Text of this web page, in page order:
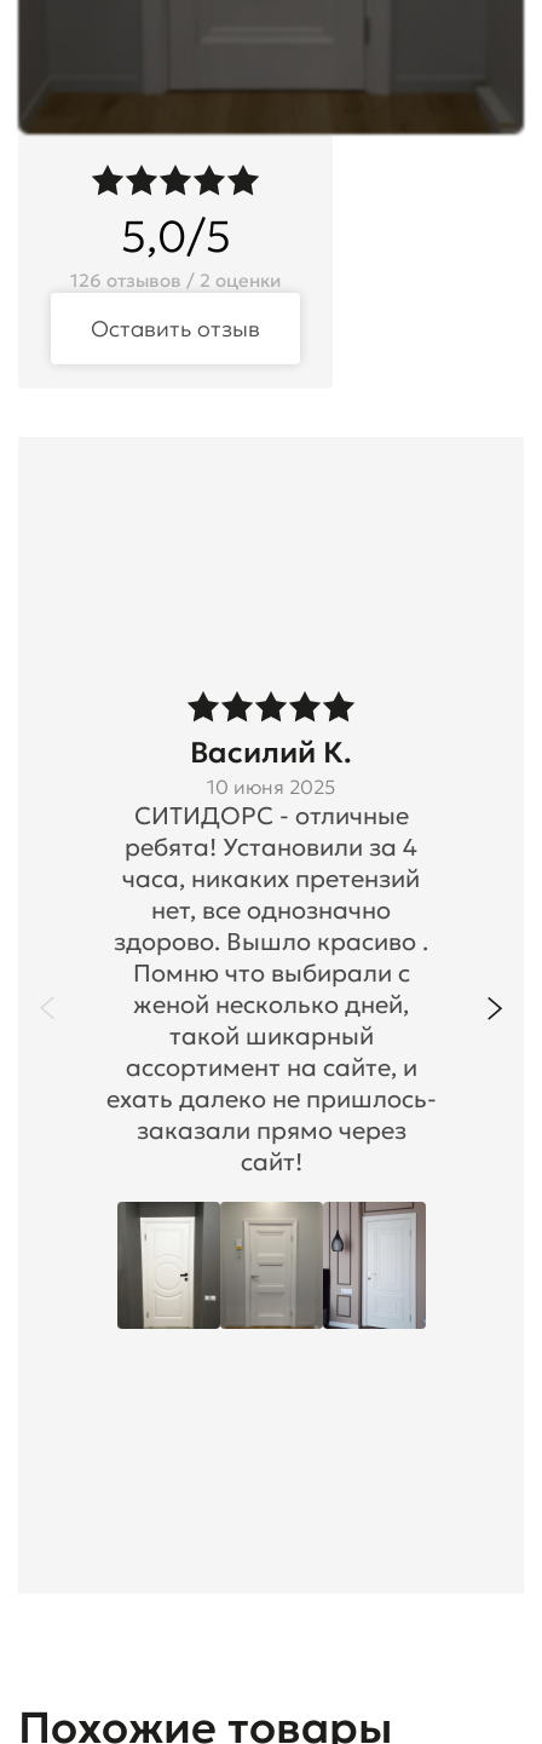
5,0/5
126 отзывов / 2 оценки
Оставить отзыв
Василий К.
10 июня 2025
СИТИДОРС - отличные
ребята! Установили за 4
часа, никаких претензий
нет, все однозначно
здорово. Вышло красиво .
Помню что выбирали с
женой несколько дней,
такой шикарный
ассортимент на сайте, и
ехать далеко не пришлось-
заказали прямо через
сайт!
Похожие товары